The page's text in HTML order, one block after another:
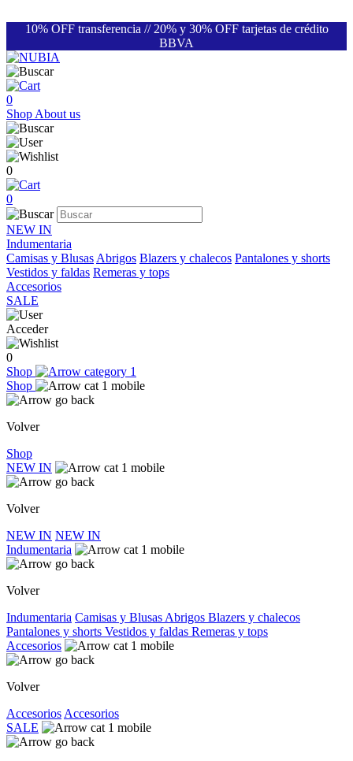
10% OFF transferencia // 20% y 30% OFF tarjetas de crédito
BBVA
0
Shop About us
0
0
NEW IN
Indumentaria
Camisas y Blusas Abrigos Blazers y chalecos Pantalones y shorts
Vestidos y faldas Remeras y tops
Accesorios
SALE
Acceder
0
Shop
Shop
Volver
Shop
NEW IN
Volver
NEW IN NEW IN
Indumentaria
Volver
Indumentaria Camisas y Blusas Abrigos Blazers y chalecos
Pantalones y shorts Vestidos y faldas Remeras y tops
Accesorios
Volver
Accesorios Accesorios
SALE